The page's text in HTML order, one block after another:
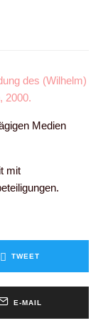
des (Wilhelm)
2000.
Medien
mit
TWEET
E-MAIL